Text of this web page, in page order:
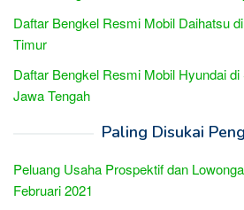
Daftar Bengkel Resmi Mobil Daihatsu
Timur
Daftar Bengkel Resmi Mobil Hyundai
Jawa Tengah
Paling Disukai
Peluang Usaha Prospektif dan
Februari 2021